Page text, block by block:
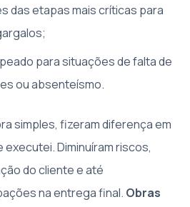
das etapas mais críticas para
para situações de falta de
ou absenteísmo.
simples, fizeram diferença em
Diminuíram riscos,
do cliente e até
na entrega final. Obras